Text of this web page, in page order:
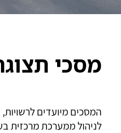
מסכי
המסכים מיועדים
לניהול ממערכת מרכזית